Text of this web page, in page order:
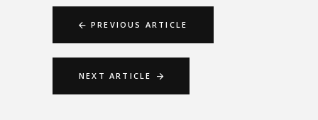
PREVIOUS ARTICLE
NEXT ARTICLE